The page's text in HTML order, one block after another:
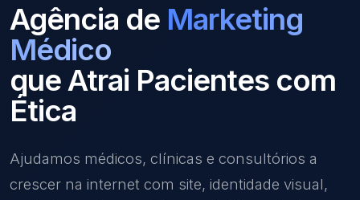
Agência de Marketing
Médico
que Atrai Pacientes com
Ética
Ajudamos médicos, clínicas e consultórios a
crescer na internet com site, identidade visual,